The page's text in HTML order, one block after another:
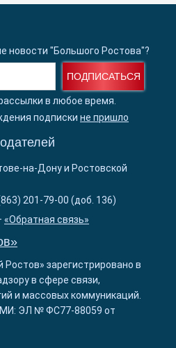
новости "Большого Ростова"?
ПОДПИСАТЬСЯ
в любое время.
подписки не пришло
на-Дону и Ростовской
201-79-00 (доб. 136)
«Обратная связь»
зарегистрировано в
в сфере связи,
и массовых коммуникаций.
ЭЛ № ФС77-88059 от